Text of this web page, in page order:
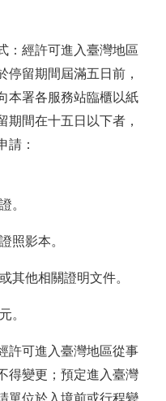
：經許可進入臺灣地區
停留期間屆滿五日前，
本署各服務站臨櫃以紙
期間在十五日以下者，
請：
。
照影本。
他相關證明文件。
。
許可進入臺灣地區從事
得變更；預定進入臺灣
單位於入境前或行程變